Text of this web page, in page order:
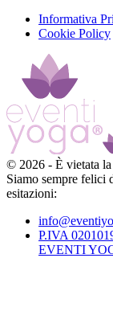
Informativa
Cookie Policy
© 2026 - È vietata
Siamo sempre felici
esitazioni:
P.IVA
EVENTI